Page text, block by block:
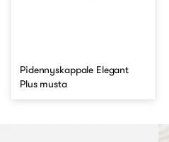
Pidennyskappale Elegant
Plus musta